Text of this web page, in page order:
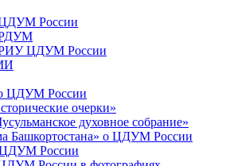
России
РДУМ
ЦДУМ России
ЦДУМ России
очерки»
духовное собрание»
Башкортостана» о ЦДУМ России
России